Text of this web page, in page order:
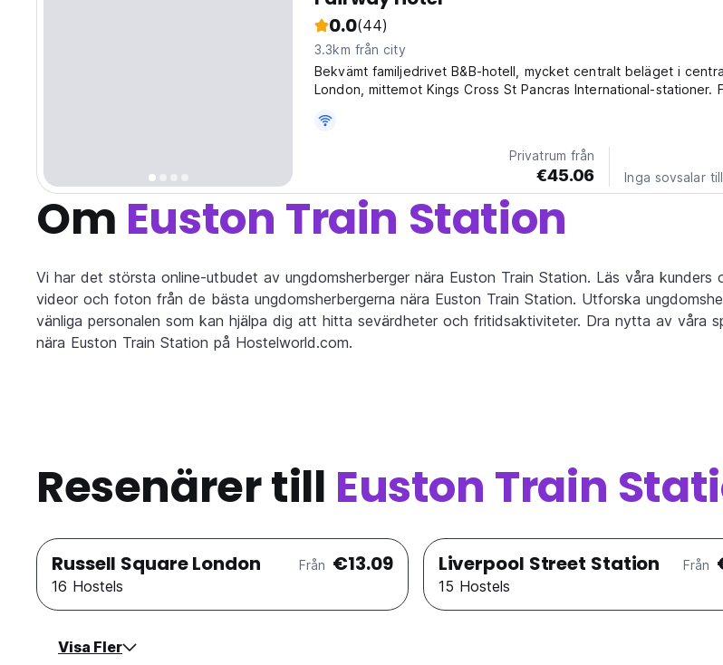
0.0(44)
3.3km från city
Bekvämt familjedrivet B&B-hotell, mycket centralt beläget i
London, mittemot Kings Cross St Pancras International-stationer.
Privatrum från
€45.06 Inga sovsalar
Om Euston Train Station
Vi har det största online-utbudet av ungdomsherberger nära Euston Train Station. Läs våra
videor och foton från de bästa ungdomsherbergerna nära Euston Train Station. Utforska
vänliga personalen som kan hjälpa dig att hitta sevärdheter och fritidsaktiviteter. Dra nytta av våra
nära Euston Train Station på Hostelworld.com.
Resenärer till Euston Train
Russell Square London Från €13.09
16 Hostels
Liverpool Street Station Från
15 Hostels
Visa Fler